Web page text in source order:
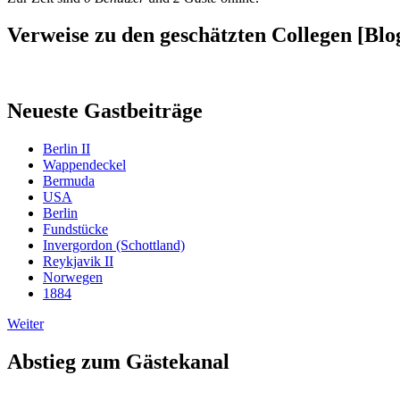
Verweise zu den geschätzten Collegen
Neueste Gastbeiträge
Berlin II
Wappendeckel
Bermuda
USA
Berlin
Fundstücke
Invergordon (Schottland)
Reykjavik II
Norwegen
1884
Weiter
Abstieg zum Gästekanal